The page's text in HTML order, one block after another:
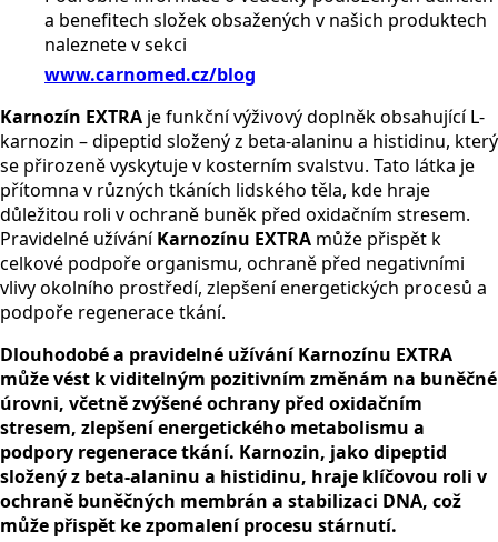
a benefitech složek obsažených v našich produktech
naleznete v sekci
www.carnomed.cz/blog
Karnozín EXTRA je funkční výživový doplněk obsahující L-
karnozin – dipeptid složený z beta-alaninu a histidinu, který
se přirozeně vyskytuje v kosterním svalstvu. Tato látka je
přítomna v různých tkáních lidského těla, kde hraje
důležitou roli v ochraně buněk před oxidačním stresem.
Pravidelné užíváníKarnozínu EXTRA může přispět k
celkové podpoře organismu, ochraně před negativními
vlivy okolního prostředí, zlepšení energetických procesů a
podpoře regenerace tkání.
Dlouhodobé a pravidelné užívání Karnozínu EXTRA
může vést k viditelným pozitivním změnám na buněčné
úrovni, včetně zvýšené ochrany před oxidačním
stresem, zlepšení energetického metabolismu a
podpory regenerace tkání. Karnozin, jako dipeptid
složený z beta-alaninu a histidinu, hraje klíčovou roli v
ochraně buněčných membrán a stabilizaci DNA, což
může přispět ke zpomalení procesu stárnutí.